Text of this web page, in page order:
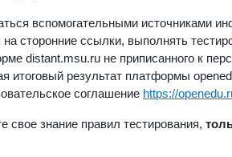
вспомогательными источниками
сторонние ссылки, выполнять
distant.msu.ru не приписанного к
результат платформы
соглашение https://
свое знание правил тестирования,